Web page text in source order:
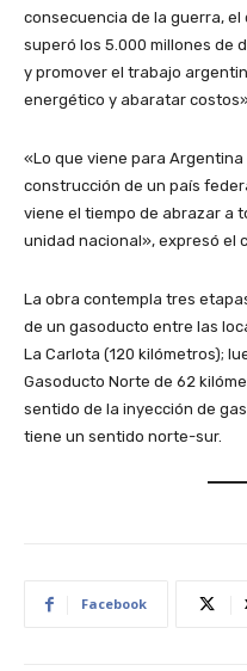
consecuencia de la guerra,
superó los 5.000 millones de
y promover el trabajo
energético y abaratar
«Lo que viene para
construcción de un país
viene el tiempo de abrazar a
unidad nacional», expresó el
La obra contempla tres
de un gasoducto entre las
La Carlota (120 kilómetros);
Gasoducto Norte de 62
sentido de la inyección de
tiene un sentido norte-sur.
Facebook